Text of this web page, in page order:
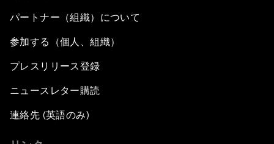
パートナー（組織）について
参加する（個人、組織）
プレスリリース登録
ニュースレター購読
連絡先 (英語のみ)